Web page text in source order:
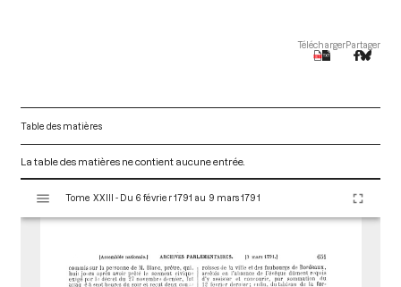
TéléchargerPartager
Table des matières
La table des matières ne contient aucune entrée.
s
Tome XXIII - Du 6 février 1791 au 9 mars 1791